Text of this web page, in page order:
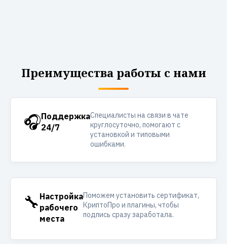
Преимущества работы с нами
🎧Поддержка
24/7
Специалисты на связи в чате
круглосуточно, помогают с
установкой и типовыми
ошибками.
🔧 Настройка
рабочего
места
Поможем установить сертификат,
КриптоПро и плагины, чтобы
подпись сразу заработала.